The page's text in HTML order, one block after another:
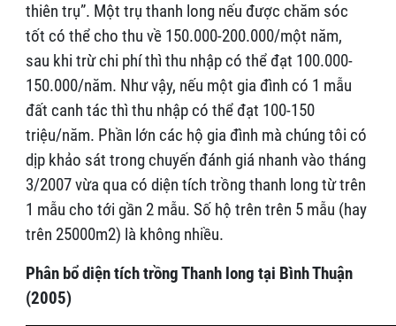
thiên trụ”. Một trụ thanh long nếu được chăm sóc
tốt có thể cho thu về 150.000-200.000/một năm,
sau khi trừ chi phí thì thu nhập có thể đạt 100.000-
150.000/năm. Như vậy, nếu một gia đình có 1 mẫu
đất canh tác thì thu nhập có thể đạt 100-150
triệu/năm. Phần lớn các hộ gia đình mà chúng tôi có
dịp khảo sát trong chuyến đánh giá nhanh vào tháng
3/2007 vừa qua có diện tích trồng thanh long từ trên
1 mẫu cho tới gần 2 mẫu. Số hộ trên trên 5 mẫu (hay
trên 25000m2) là không nhiều.
Phân bổ diện tích trồng Thanh long tại Bình Thuận
(2005)